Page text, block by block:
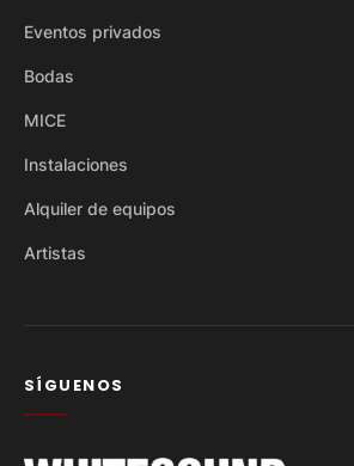
Eventos privados
Bodas
MICE
Instalaciones
Alquiler de equipos
Artistas
SÍGUENOS